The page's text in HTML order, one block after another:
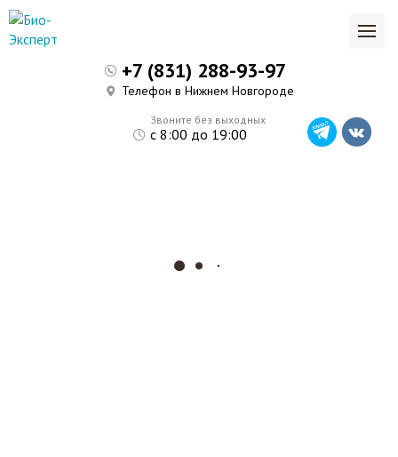
Звоните без выходных
с 8:00 до 19:00
+7 (831) 288-93-97
Телефон в Нижнем Новгороде